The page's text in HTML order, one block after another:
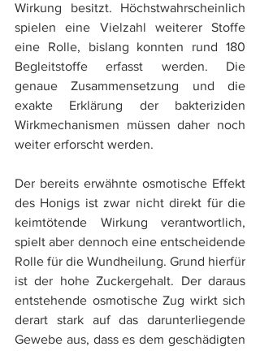
Wirkung besitzt. Höchstwahrscheinlich
spielen eine Vielzahl weiterer Stoffe
eine Rolle, bislang konnten rund 180
Begleitstoffe erfasst werden. Die
genaue Zusammensetzung und die
exakte Erklärung der bakteriziden
Wirkmechanismen müssen daher noch
weiter erforscht werden.
Der bereits erwähnte osmotische Effekt
des Honigs ist zwar nicht direkt für die
keimtötende Wirkung verantwortlich,
spielt aber dennoch eine entscheidende
Rolle für die Wundheilung. Grund hierfür
ist der hohe Zuckergehalt. Der daraus
entstehende osmotische Zug wirkt sich
derart stark auf das darunterliegende
Gewebe aus, dass es dem geschädigten